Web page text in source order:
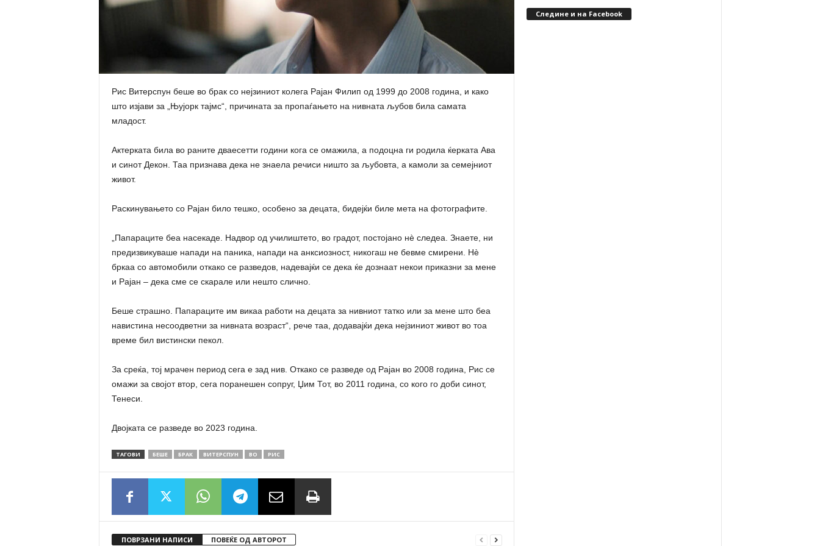
Рис Витерспун беше во брак со нејзиниот колега Рајан Филип од 1999 до 2008 година, и како
што изјави за „Њујорк тајмс“, причината за пропаѓањето на нивната љубов била самата
младост.
Актерката била во раните дваесетти години кога се омажила, а подоцна ги родила ќерката Ава
и синот Декон. Таа признава дека не знаела речиси ништо за љубовта, а камоли за семејниот
живот.
Раскинувањето со Рајан било тешко, особено за децата, бидејќи биле мета на фотографите.
„Папараците беа насекаде. Надвор од училиштето, во градот, постојано нè следеа. Знаете, ни
предизвикуваше напади на паника, напади на анксиозност, никогаш не бевме смирени. Нè
бркаа со автомобили откако се разведов, надевајќи се дека ќе дознаат некои приказни за мене
и Рајан – дека сме се скарале или нешто слично.
Беше страшно. Папараците им викаа работи на децата за нивниот татко или за мене што беа
навистина несоодветни за нивната возраст“, ​​рече таа, додавајќи дека нејзиниот живот во тоа
време бил вистински пекол.
За среќа, тој мрачен период сега е зад нив. Откако се разведе од Рајан во 2008 година, Рис се
омажи за својот втор, сега поранешен сопруг, Џим Тот, во 2011 година, со кого го доби синот,
Тенеси.
Двојката се разведе во 2023 година.
ТАГОВИ БЕШЕ БРАК ВИТЕРСПУН ВО РИС
ПОВРЗАНИ НАПИСИ ПОВЕЌЕ ОД АВТОРОТ
Следине и на Facebook